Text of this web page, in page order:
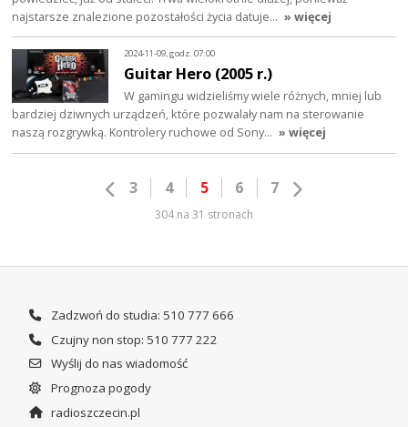
najstarsze znalezione pozostałości życia datuje… » więcej
2024-11-09, godz. 07:00
Guitar Hero (2005 r.)
W gamingu widzieliśmy wiele różnych, mniej lub
bardziej dziwnych urządzeń, które pozwalały nam na sterowanie
naszą rozgrywką. Kontrolery ruchowe od Sony… » więcej
3 4 5 6 7
304 na 31 stronach
Zadzwoń do studia: 510 777 666
Czujny non stop: 510 777 222
Wyślij do nas wiadomość
Prognoza pogody
radioszczecin.pl